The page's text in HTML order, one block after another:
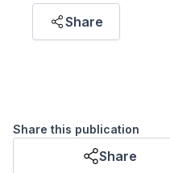
Share
Share this publication
Share